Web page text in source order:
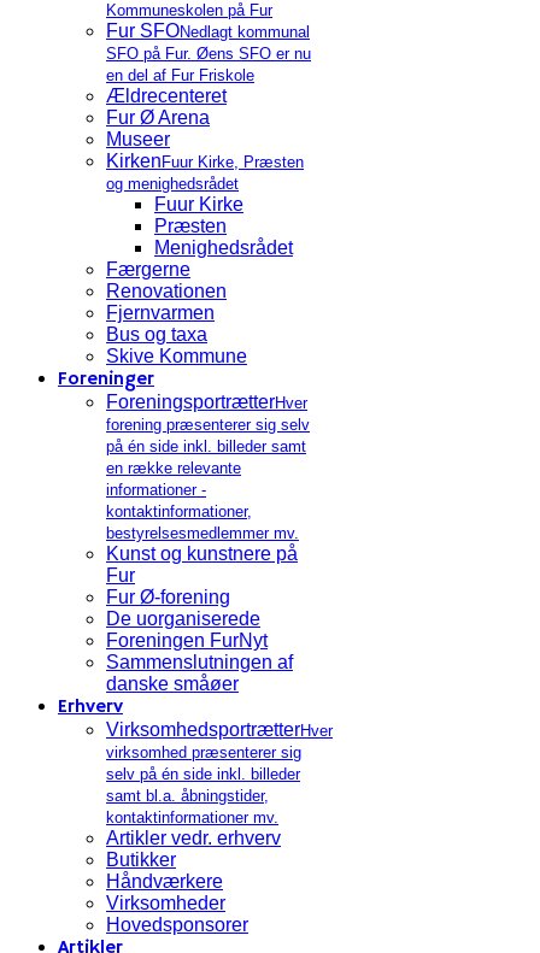
Kommuneskolen på Fur
Fur SFONedlagt kommunal
SFO på Fur. Øens SFO er nu
en del af Fur Friskole
Ældrecenteret
Fur Ø Arena
Museer
Kirken Fuur Kirke, Præsten
og menighedsrådet
Fuur Kirke
Præsten
Menighedsrådet
Færgerne
Renovationen
Fjernvarmen
Bus og taxa
Skive Kommune
Foreninger
ForeningsportrætterHver
forening præsenterer sig selv
på én side inkl. billeder samt
en række relevante
informationer -
kontaktinformationer,
bestyrelsesmedlemmer mv.
Kunst og kunstnere på
Fur
Fur Ø-forening
De uorganiserede
Foreningen FurNyt
Sammenslutningen af
danske småøer
Erhverv
VirksomhedsportrætterHver
virksomhed præsenterer sig
selv på én side inkl. billeder
samt bl.a. åbningstider,
kontaktinformationer mv.
Artikler vedr. erhverv
Butikker
Håndværkere
Virksomheder
Hovedsponsorer
Artikler